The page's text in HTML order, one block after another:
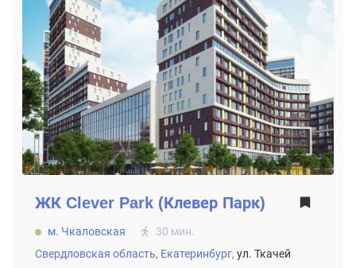
ЖК Clever Park (Клевер Парк)
м. Чкаловская
30 мин.
Свердловская область, Екатеринбург, ул. Ткачей